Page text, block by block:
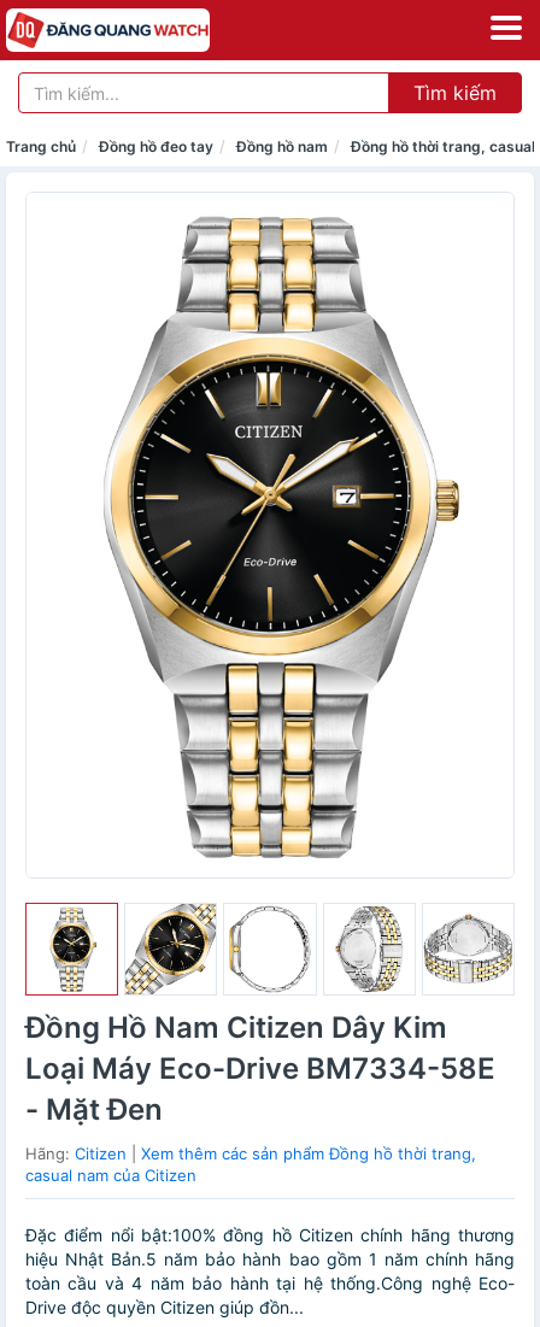
Tìm kiếm
Trang chủ Đồng hồ đeo tay Đồng hồ nam Đồng hồ thời trang, casual
Đồng Hồ Nam Citizen Dây Kim
Loại Máy Eco-Drive BM7334-58E
- Mặt Đen
Hãng: Citizen
Xem thêm các sản phẩm Đồng hồ thời trang,
casual nam của Citizen
Đặc điểm nổi bật:100% đồng hồ Citizen chính hãng thương
hiệu Nhật Bản.5 năm bảo hành bao gồm 1 năm chính hãng
toàn cầu và 4 năm bảo hành tại hệ thống.Công nghệ Eco-
Drive độc quyền Citizen giúp đồn...